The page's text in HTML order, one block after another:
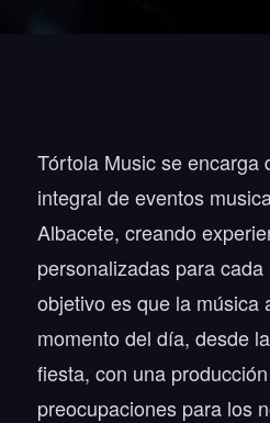
Tórtola Music se encarga
integral de eventos
Albacete, creando
personalizadas para
objetivo es que la música
momento del día, desde
fiesta, con una
preocupaciones para los